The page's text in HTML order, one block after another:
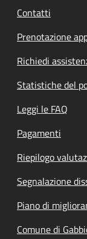
Contatti
Prenotazione
Richiedi
Statistiche del
Leggi le FAQ
Pagamenti
Riepilogo
Segnalazione
Piano di
Comune di